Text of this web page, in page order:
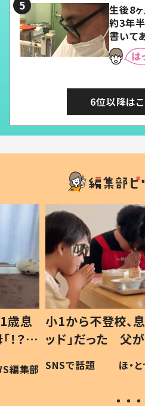
生後8
約3年
書いて
6位以降は
歳息
？」
編集部
小1から不登校、
ッド」だった 父
作り続ける理由
#令和の子
SNSで話題 ほ・